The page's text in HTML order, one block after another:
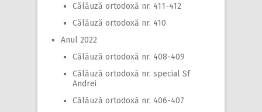
Călăuză ortodoxă nr. 411-412
Călăuză ortodoxă nr. 410
Anul 2022
Călăuză ortodoxă nr. 408-409
Călăuză ortodoxă nr. special Sf
Andrei
Călăuză ortodoxă nr. 406-407